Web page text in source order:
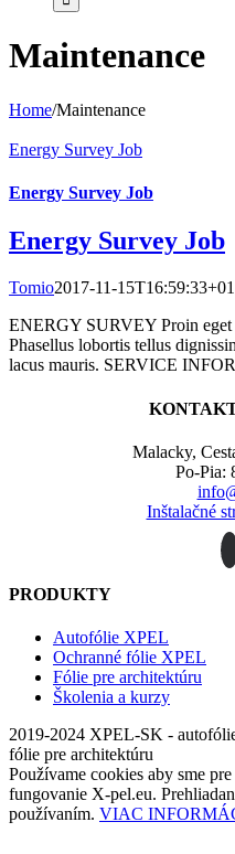
Maintenance
Home/Maintenance
Energy Survey Job
Energy Survey Job
Energy Survey Job
Tomio2017-11-
ENERGY SURVEY Proin eget
Phasellus lobortis tellus
lacus mauris. SERVICE
Malacky,
Po-Pia:
Inštalačné
PRODUKTY
Autofólie XPEL
Ochranné fólie XPEL
Fólie pre architektúru
Školenia a kurzy
2019-2024 XPEL-SK -
fólie pre architektúru
Používame cookies aby sme
fungovanie X-pel.eu.
používaním. VIAC